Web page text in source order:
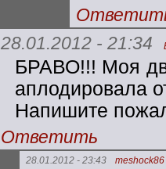
28.01.2012 - 21:34
БРАВО!!! Моя
аплодировала
Напишите
Ответить
28.01.2012 - 23:43 meshock86